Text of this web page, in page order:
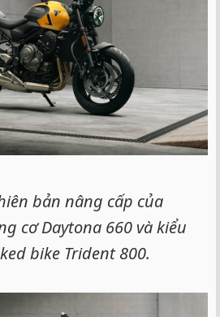
bản nâng cấp của
cơ Daytona 660 và kiểu
bike Trident 800.